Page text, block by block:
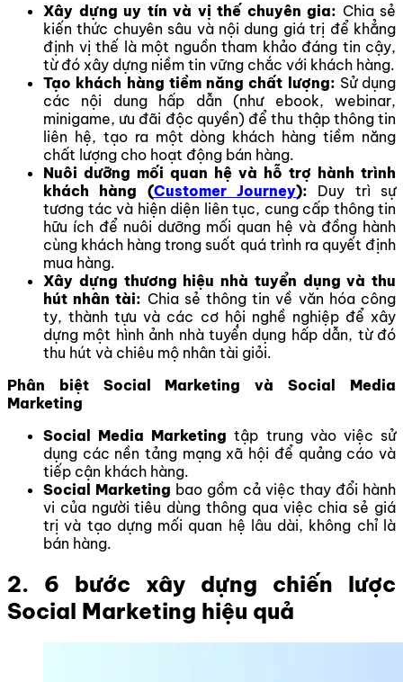
Xây dựng uy tín và vị thế chuyên gia: Chia sẻ
kiến thức chuyên sâu và nội dung giá trị để khẳng
định vị thế là một nguồn tham khảo đáng tin cậy,
từ đó xây dựng niềm tin vững chắc với khách hàng.
Tạo khách hàng tiềm năng chất lượng: Sử dụng
các nội dung hấp dẫn (như ebook, webinar,
minigame, ưu đãi độc quyền) để thu thập thông tin
liên hệ, tạo ra một dòng khách hàng tiềm năng
chất lượng cho hoạt động bán hàng.
Nuôi dưỡng mối quan hệ và hỗ trợ hành trình
khách hàng (Customer Journey): Duy trì sự
tương tác và hiện diện liên tục, cung cấp thông tin
hữu ích để nuôi dưỡng mối quan hệ và đồng hành
cùng khách hàng trong suốt quá trình ra quyết định
mua hàng.
Xây dựng thương hiệu nhà tuyển dụng và thu
hút nhân tài: Chia sẻ thông tin về văn hóa công
ty, thành tựu và các cơ hội nghề nghiệp để xây
dựng một hình ảnh nhà tuyển dụng hấp dẫn, từ đó
thu hút và chiêu mộ nhân tài giỏi.
Phân biệt Social Marketing và Social Media
Marketing
Social Media Marketing tập trung vào việc sử
dụng các nền tảng mạng xã hội để quảng cáo và
tiếp cận khách hàng.
Social Marketing bao gồm cả việc thay đổi hành
vi của người tiêu dùng thông qua việc chia sẻ giá
trị và tạo dựng mối quan hệ lâu dài, không chỉ là
bán hàng.
2. 6 bước xây dựng chiến lược
Social Marketing hiệu quả